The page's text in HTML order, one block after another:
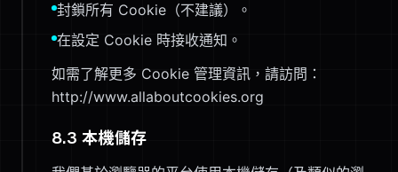
封鎖所有 Cookie（不建議）。
在設定 Cookie 時接收通知。
如需了解更多 Cookie 管理資訊，請訪問：
http://www.allaboutcookies.org
8.3 本機儲存